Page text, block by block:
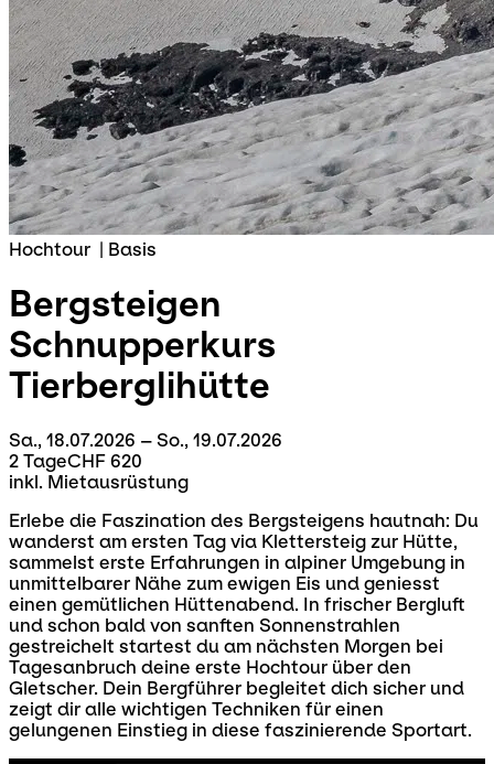
Hochtour | Basis
Bergsteigen
Schnupperkurs
Tierberglihütte
Sa., 18.07.2026 – So., 19.07.2026
2 TageCHF 620
inkl. Mietausrüstung
Erlebe die Faszination des Bergsteigens hautnah: Du
wanderst am ersten Tag via Klettersteig zur Hütte,
sammelst erste Erfahrungen in alpiner Umgebung in
unmittelbarer Nähe zum ewigen Eis und geniesst
einen gemütlichen Hüttenabend. In frischer Bergluft
und schon bald von sanften Sonnenstrahlen
gestreichelt startest du am nächsten Morgen bei
Tagesanbruch deine erste Hochtour über den
Gletscher. Dein Bergführer begleitet dich sicher und
zeigt dir alle wichtigen Techniken für einen
gelungenen Einstieg in diese faszinierende Sportart.